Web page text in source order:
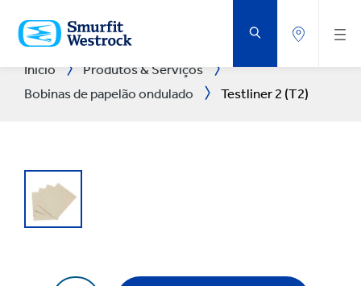
PARA
O
CONTEÚDO
Início
Produtos & Serviços
Bobinas de papelão ondulado
Testliner 2 (T2)